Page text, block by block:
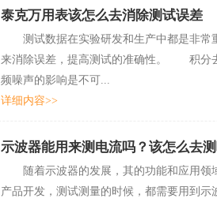
泰克万用表该怎么去消除测试误差
测试数据在实验研发和生产中都是非常重
来消除误差，提高测试的准确性。 积
频噪声的影响是不可...
详细内容>>
示波器能用来测电流吗？该怎么去测
随着示波器的发展，其的功能和应用领域
产品开发，测试测量的时候，都需要用到